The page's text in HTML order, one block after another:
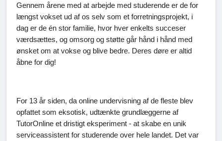
Gennem årene med at arbejde med studerende er de for
længst vokset ud af os selv som et forretningsprojekt, i
dag er de én stor familie, hvor hver enkelts succeser
værdsættes, og omsorg og støtte går hånd i hånd med
ønsket om at vokse og blive bedre. Deres døre er altid
åbne for dig!
For 13 år siden, da online undervisning af de fleste blev
opfattet som eksotisk, udtænkte grundlæggerne af
TutorOnline et dristigt eksperiment - at skabe en unik
serviceassistent for studerende over hele landet. Det var